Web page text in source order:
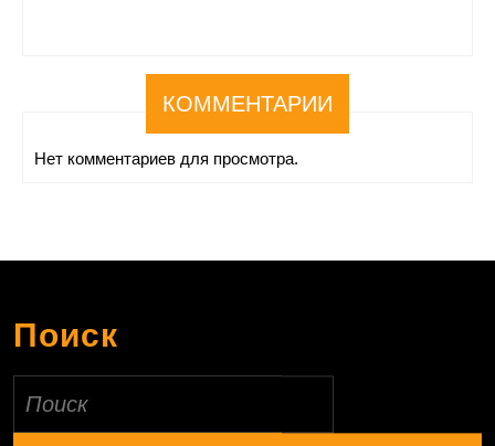
КОММЕНТАРИИ
Нет комментариев для просмотра.
Поиск